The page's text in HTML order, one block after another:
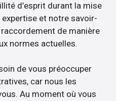
d’esprit durant la mise
et notre savoir-
de manière
normes actuelles.
de vous préoccuper
car nous les
Au moment où vous